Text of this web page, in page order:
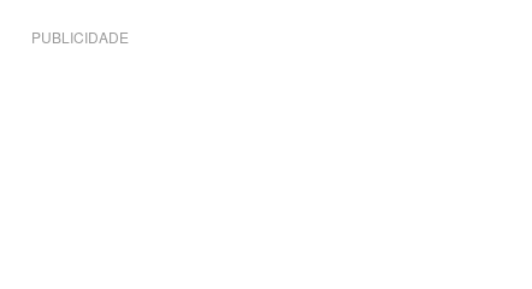
PUBLICIDADE